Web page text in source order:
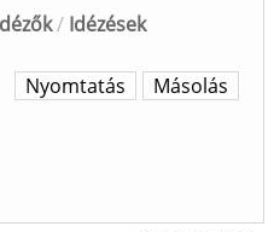
/ Idézések
Másolás
Nyomtatás